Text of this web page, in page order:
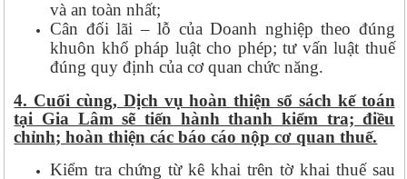
và an toàn nhất;
Cân đối lãi – lỗ của Doanh nghiệp theo đúng
khuôn khổ pháp luật cho phép; tư vấn luật thuế
đúng quy định của cơ quan chức năng.
4. Cuối cùng, Dịch vụ hoàn thiện sổ sách kế toán
tại Gia Lâm sẽ tiến hành thanh kiểm tra; điều
chỉnh; hoàn thiện các báo cáo nộp cơ quan thuế.
Kiểm tra chứng từ kê khai trên tờ khai thuế sau